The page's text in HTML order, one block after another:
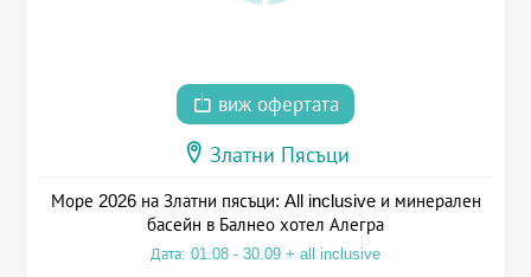
виж офертата
Златни Пясъци
Море 2026 на Златни пясъци: All inclusive и минерален
басейн в Балнео хотел Алегра
Дата: 01.08 - 30.09 + all inclusive